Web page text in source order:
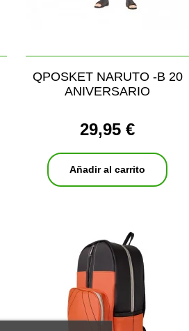
QPOSKET NARUTO -B 20
ANIVERSARIO
29,95 €
Añadir al carrito